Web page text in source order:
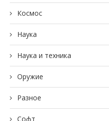
Космос
Наука
Наука и техника
Оружие
Разное
Софт